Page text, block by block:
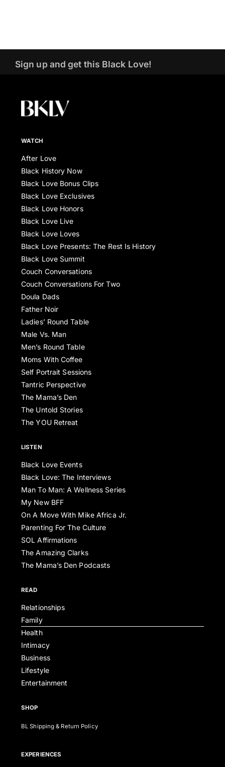
Sign up and get this Black Love!
WATCH
After Love
Black History Now
Black Love Bonus Clips
Black Love Exclusives
Black Love Honors
Black Love Live
Black Love Loves
Black Love Presents: The Rest Is History
Black Love Summit
Couch Conversations
Couch Conversations For Two
Doula Dads
Father Noir
Ladies’ Round Table
Male Vs. Man
Men’s Round Table
Moms With Coffee
Self Portrait Sessions
Tantric Perspective
The Mama’s Den
The Untold Stories
The YOU Retreat
LISTEN
Black Love Events
Black Love: The Interviews
Man To Man: A Wellness Series
My New BFF
On A Move With Mike Africa Jr.
Parenting For The Culture
SOL Affirmations
The Amazing Clarks
The Mama’s Den Podcasts
READ
Relationships
Family
Health
Intimacy
Business
Lifestyle
Entertainment
SHOP
BL Shipping & Return Policy
EXPERIENCES